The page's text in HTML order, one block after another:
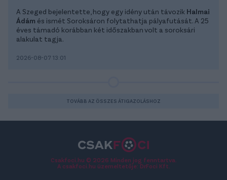
A Szeged bejelentette, hogy egy idény után távozik Halmai
Ádám és ismét Soroksáron folytathatja pályafutását. A 25
éves támadó korábban két időszakban volt a soroksári
alakulat tagja.
2026-08-07 13:01
TOVÁBB AZ ÖSSZES ÁTIGAZOLÁSHOZ
Csakfoci.hu © 2026 Minden jog fenntartva.
A csakfoci.hu üzemeltetője: DrFoci Kft.